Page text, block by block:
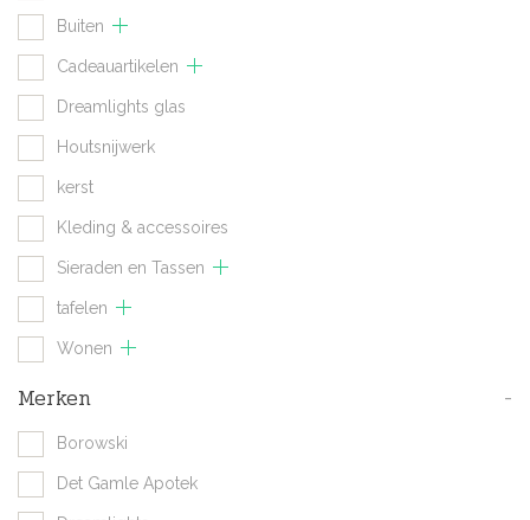
Buiten
Cadeauartikelen
Dreamlights glas
Houtsnijwerk
kerst
Kleding & accessoires
Sieraden en Tassen
tafelen
Wonen
Merken -
Borowski
Det Gamle Apotek